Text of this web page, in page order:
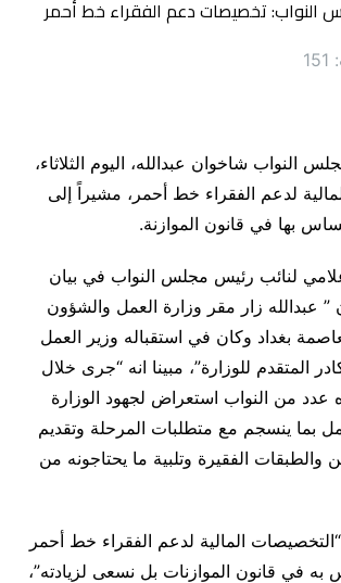
151
النواب شاخوان عبدالله، اليوم الثلاثاء،
لدعم الفقراء خط أحمر، مشيراً إلى
بها في قانون الموازنة.
لنائب رئيس مجلس النواب في بيان
” عبدالله زار مقر وزارة العمل والشؤون
بغداد وكان في استقباله وزير العمل
المتقدم للوزارة”، مبينا انه “جرى خلال
عدد من النواب استعراض لجهود الوزارة
بما ينسجم مع متطلبات المرحلة وتقديم
والطبقات الفقيرة وتلبية ما يحتاجونه من
“التخصيصات المالية لدعم الفقراء خط أحمر
في قانون الموازنات بل نسعى لزيادته”،